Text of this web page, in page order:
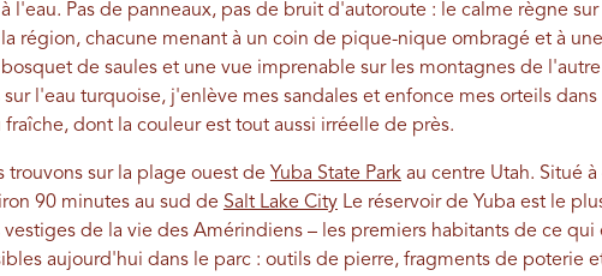
l'eau. Pas de panneaux, pas de bruit d'autoroute : le calme règne
région, chacune menant à un coin de pique-nique ombragé et à
de saules et une vue imprenable sur les montagnes de
sur l'eau turquoise, j'enlève mes sandales et enfonce mes orteils
fraîche, dont la couleur est tout aussi irréelle de près.
trouvons sur la plage ouest de Yuba State Parkau centre Utah. Situé
90 minutes au sud de Salt Lake CityLe réservoir de Yuba est le
vestiges de la vie des Amérindiens – les premiers habitants de ce qui
aujourd'hui dans le parc : outils de pierre, fragments de poterie